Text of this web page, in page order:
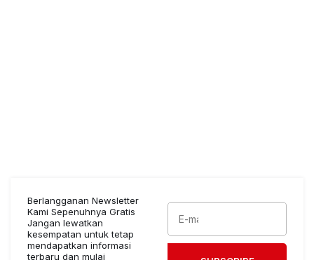
Berlangganan Newsletter
Kami Sepenuhnya Gratis
Jangan lewatkan
kesempatan untuk tetap
mendapatkan informasi
terbaru dan mulai